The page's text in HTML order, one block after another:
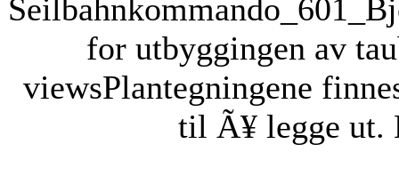
for utbyggingen av
viewsPlantegningene
til Ã¥ legge ut.